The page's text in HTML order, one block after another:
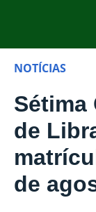
NOTÍCIAS
Sétima
de
de